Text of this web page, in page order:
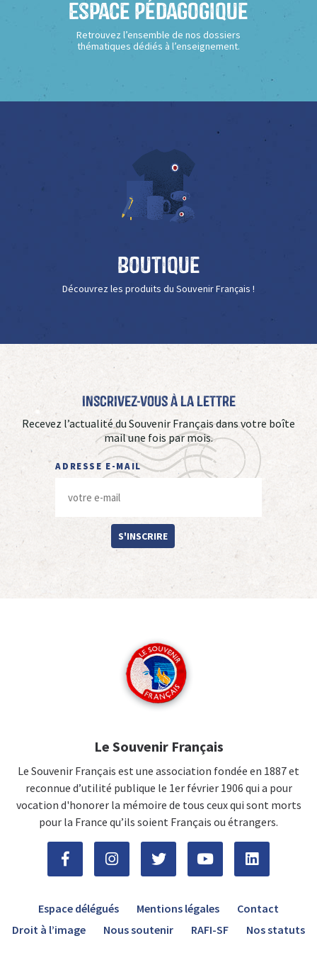
Espace Pédagogique
Retrouvez l’ensemble de nos dossiers
thématiques dédiés à l’enseignement.
Boutique
Découvrez les produits du Souvenir Français !
Inscrivez-vous à La Lettre
Recevez l’actualité du Souvenir Français dans votre boîte
mail une fois par mois.
ADRESSE E-MAIL
S'INSCRIRE
Le Souvenir Français
Le Souvenir Français est une association fondée en 1887 et
reconnue d’utilité publique le 1er février 1906 qui a pour
vocation d'honorer la mémoire de tous ceux qui sont morts
pour la France qu’ils soient Français ou étrangers.
Espace délégués Mentions légales
Contact
Droit à l’image
Nous soutenir RAFI-SF Nos statuts